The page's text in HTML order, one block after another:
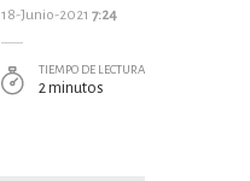
18-Junio-2021 7:24
TIEMPO DE LECTURA
2 minutos